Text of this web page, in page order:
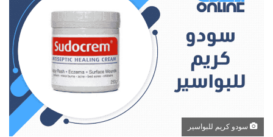
سودو كريم للبواسير